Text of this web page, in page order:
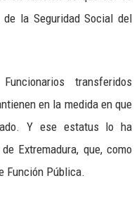
de la Seguridad Social del
transferidos
en la medida en que
Y ese estatus lo ha
Extremadura, que, como
Función Pública.